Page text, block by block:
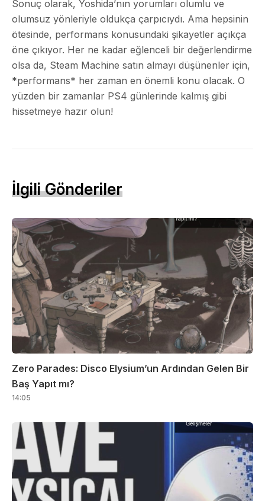
Sonuç olarak, Yoshida’nın yorumları olumlu ve
olumsuz yönleriyle oldukça çarpıcıydı. Ama hepsinin
ötesinde, performans konusundaki şikayetler açıkça
öne çıkıyor. Her ne kadar eğlenceli bir değerlendirme
olsa da, Steam Machine satın almayı düşünenler için,
*performans* her zaman en önemli konu olacak. O
yüzden bir zamanlar PS4 günlerinde kalmış gibi
hissetmeye hazır olun!
İlgili Gönderiler
Zero Parades: Disco Elysium’un Ardından Gelen Bir
Baş Yapıt mı?
14:05